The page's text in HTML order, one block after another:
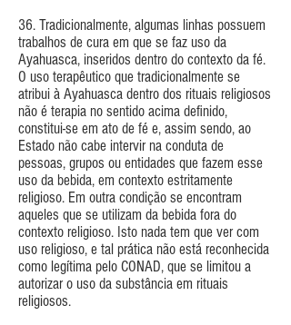
36. Tradicionalmente, algumas linhas possuem
trabalhos de cura em que se faz uso da
Ayahuasca, inseridos dentro do contexto da fé.
O uso terapêutico que tradicionalmente se
atribui à Ayahuasca dentro dos rituais religiosos
não é terapia no sentido acima definido,
constitui-se em ato de fé e, assim sendo, ao
Estado não cabe intervir na conduta de
pessoas, grupos ou entidades que fazem esse
uso da bebida, em contexto estritamente
religioso. Em outra condição se encontram
aqueles que se utilizam da bebida fora do
contexto religioso. Isto nada tem que ver com
uso religioso, e tal prática não está reconhecida
como legítima pelo CONAD, que se limitou a
autorizar o uso da substância em rituais
religiosos.